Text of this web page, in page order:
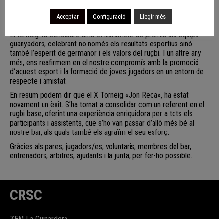
va fer una recol·lecta per ajudar a la investigació contra el càncer
El torneig va concloure amb el lliurament de premis als equips
guanyadors, celebrant no només els resultats esportius sinó
també l’esperit de germanor i els valors del rugbi. I un altre any
més, ens reafirmem en el nostre compromís amb la promoció
dʻaquest esport i la formació de joves jugadors en un entorn de
respecte i amistat.
En resum podem dir que el X Torneig «Jon Reca», ha estat
novament un èxit. S’ha tornat a consolidar com un referent en el
rugbi base, oferint una experiència enriquidora per a tots els
participants i assistents, que s’ho van passar d’allò més bé al
nostre bar, als quals també els agraïm el seu esforç.
Gràcies als pares, jugadors/es, voluntaris, membres del bar,
entrenadors, àrbitres, ajudants i la junta, per fer-ho possible.
CRSC
Acceptar Configuració Llegir més